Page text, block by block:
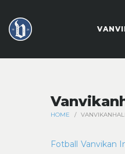
HOME /
Fotball Vanvikan